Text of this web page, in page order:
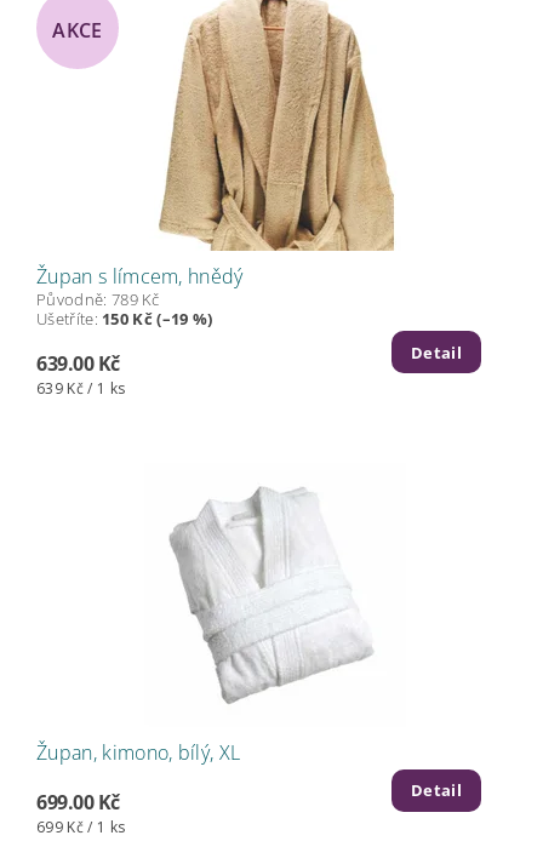
AKCE
Župan s límcem, hnědý
Původně: 789 Kč
Ušetříte: 150 Kč (–19 %)
639.00 Kč
639 Kč / 1 ks
Detail
Župan, kimono, bílý, XL
699.00 Kč
699 Kč / 1 ks
Detail